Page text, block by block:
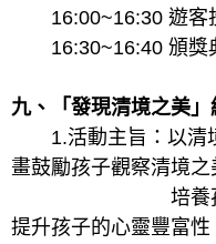
16:00~16:30 遊客
16:30~16:40 頒獎
九、「發現清境之美
1.活動主旨：以清
畫鼓勵孩子觀察清境之
培養孩子的審
提升孩子的心靈豐富性